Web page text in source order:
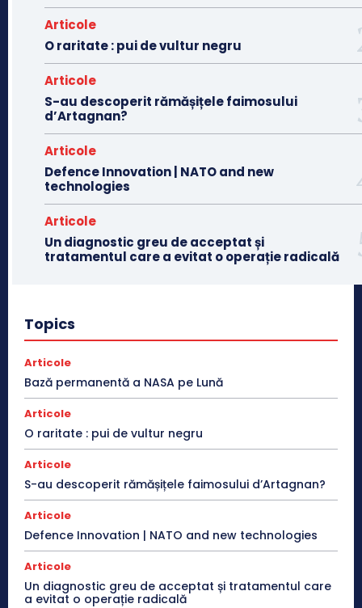
Articole
O raritate : pui de vultur negru
Articole
S-au descoperit rămășițele faimosului
d’Artagnan?
Articole
Defence Innovation | NATO and new
technologies
Articole
Un diagnostic greu de acceptat și
tratamentul care a evitat o operație radicală
Topics
Articole
Bază permanentă a NASA pe Lună
Articole
O raritate : pui de vultur negru
Articole
S-au descoperit rămășițele faimosului d’Artagnan?
Articole
Defence Innovation | NATO and new technologies
Articole
Un diagnostic greu de acceptat și tratamentul care
a evitat o operație radicală